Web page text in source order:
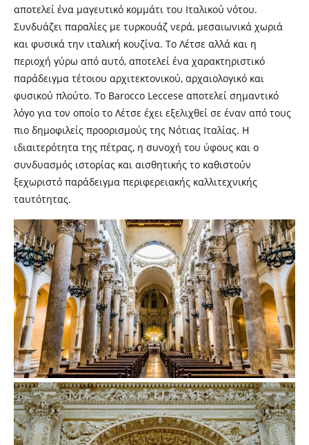
αποτελεί ένα μαγευτικό κομμάτι του Ιταλικού νότου.
Συνδυάζει παραλίες με τυρκουάζ νερά, μεσαιωνικά χωριά
και φυσικά την ιταλική κουζίνα. Το Λέτσε αλλά και η
περιοχή γύρω από αυτό, αποτελεί ένα χαρακτηριστικό
παράδειγμα τέτοιου αρχιτεκτονικού, αρχαιολογικό και
φυσικού πλούτο. Το Barocco Leccese αποτελεί σημαντικό
λόγο για τον οποίο το Λέτσε έχει εξελιχθεί σε έναν από τους
πιο δημοφιλείς προορισμούς της Νότιας Ιταλίας. Η
ιδιαιτερότητα της πέτρας, η συνοχή του ύφους και ο
συνδυασμός ιστορίας και αισθητικής το καθιστούν
ξεχωριστό παράδειγμα περιφερειακής καλλιτεχνικής
ταυτότητας.